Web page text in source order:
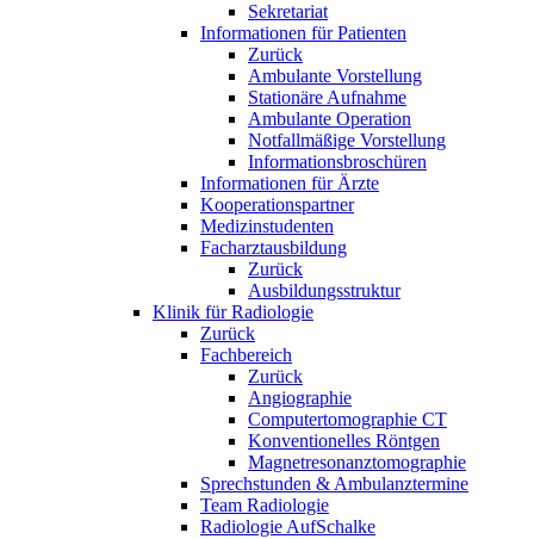
Sekretariat
Informationen für Patienten
Zurück
Ambulante Vorstellung
Stationäre Aufnahme
Ambulante Operation
Notfallmäßige Vorstellung
Informationsbroschüren
Informationen für Ärzte
Kooperationspartner
Medizinstudenten
Facharztausbildung
Zurück
Ausbildungsstruktur
Klinik für Radiologie
Zurück
Fachbereich
Zurück
Angiographie
Computertomographie CT
Konventionelles Röntgen
Magnetresonanztomographie
Sprechstunden & Ambulanztermine
Team Radiologie
Radiologie AufSchalke